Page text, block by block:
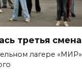
третья смена
лагере «МИР»